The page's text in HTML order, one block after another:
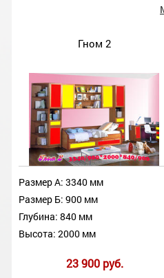
Гном 2
Размер А: 3340 мм
Размер Б: 900 мм
Глубина: 840 мм
Высота: 2000 мм
23 900 руб.